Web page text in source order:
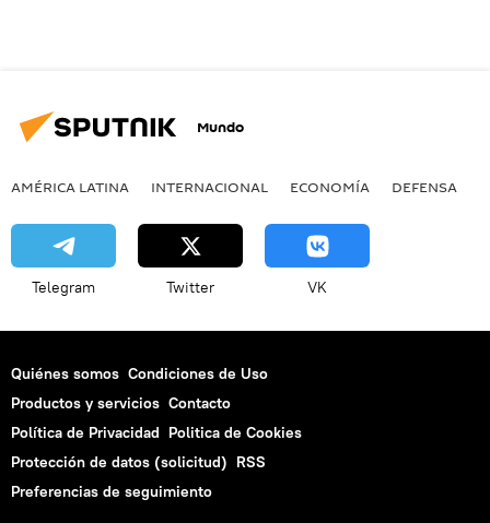
Mundo
AMÉRICA LATINA INTERNACIONAL ECONOMÍA DEFENSA
Telegram Twitter VK
Quiénes somos Condiciones de Uso
Productos y servicios Contacto
Política de Privacidad Politica de Cookies
Protección de datos (solicitud) RSS
Preferencias de seguimiento